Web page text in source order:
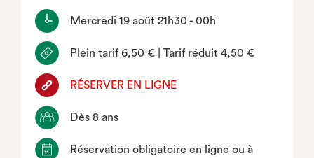
Mercredi 19 août 21h30 - 00h
Plein tarif 6,50 € | Tarif réduit 4,50 €
RÉSERVER EN LIGNE
Dès 8 ans
Réservation obligatoire en ligne ou à